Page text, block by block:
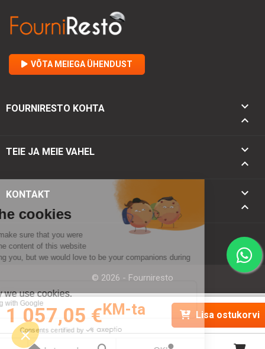
1 057,05 €KM-ta Lisa ostukorvi
VÕTA MEIEGA ÜHENDUST
FOURNIRESTO KOHTA


TEIE JA MEIE VAHEL


KONTAKT
keyboard_arrow_down
keyboard_arrow_up
© 2026 - Fourniresto